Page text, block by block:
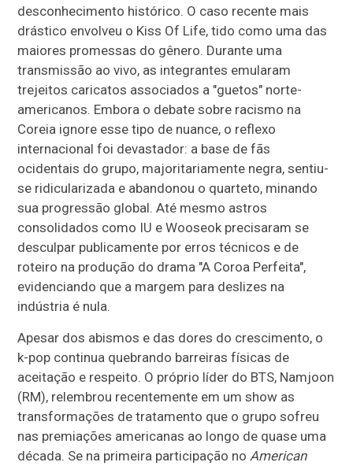
desconhecimento histórico. O caso recente mais
drástico envolveu o Kiss Of Life, tido como uma das
maiores promessas do gênero. Durante uma
transmissão ao vivo, as integrantes emularam
trejeitos caricatos associados a "guetos" norte-
americanos. Embora o debate sobre racismo na
Coreia ignore esse tipo de nuance, o reflexo
internacional foi devastador: a base de fãs
ocidentais do grupo, majoritariamente negra, sentiu-
se ridicularizada e abandonou o quarteto, minando
sua progressão global. Até mesmo astros
consolidados como IU e Wooseok precisaram se
desculpar publicamente por erros técnicos e de
roteiro na produção do drama "A Coroa Perfeita",
evidenciando que a margem para deslizes na
indústria é nula.
Apesar dos abismos e das dores do crescimento, o
k-pop continua quebrando barreiras físicas de
aceitação e respeito. O próprio líder do BTS, Namjoon
(RM), relembrou recentemente em um show as
transformações de tratamento que o grupo sofreu
nas premiações americanas ao longo de quase uma
década. Se na primeira participação no American